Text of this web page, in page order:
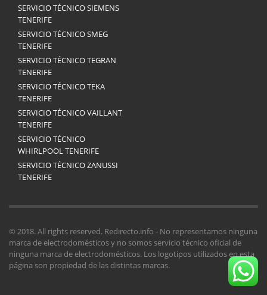
SERVICIO TÉCNICO SIEMENS
TENERIFE
SERVICIO TÉCNICO SMEG
TENERIFE
SERVICIO TÉCNICO TEGRAN
TENERIFE
SERVICIO TÉCNICO TEKA
TENERIFE
SERVICIO TÉCNICO VAILLANT
TENERIFE
SERVICIO TÉCNICO
WHIRLPOOL TENERIFE
SERVICIO TÉCNICO ZANUSSI
TENERIFE
© 2018. All rights reserved. Redirecto.info - No representamos ninguna
marca de electrodomésticos y no somos servicio técnico oficial de
ninguna marca de electrodomésticos. Los logotipos utilizados en esta
página son propiedad de las distintas marcas.